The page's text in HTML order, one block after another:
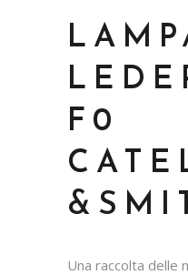
F0
Una raccolta delle